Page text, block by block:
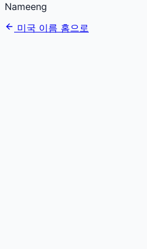
Nameeng
미국 이름 홈으로